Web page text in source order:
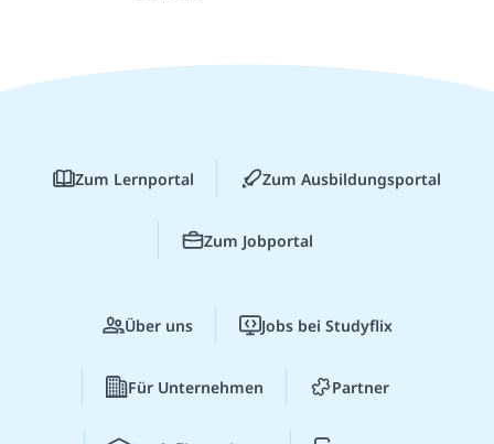
Zum Lernportal Zum Ausbildungsportal
Zum Jobportal
Über uns Jobs bei Studyflix
Für Unternehmen Partner